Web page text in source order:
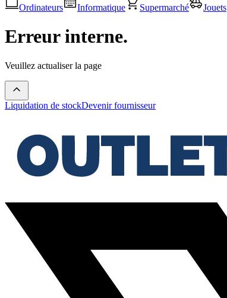
Ordinateurs
Informatique Supermarché Jouets
Erreur interne.
Veuillez actualiser la page
Liquidation de stockDevenir fournisseur